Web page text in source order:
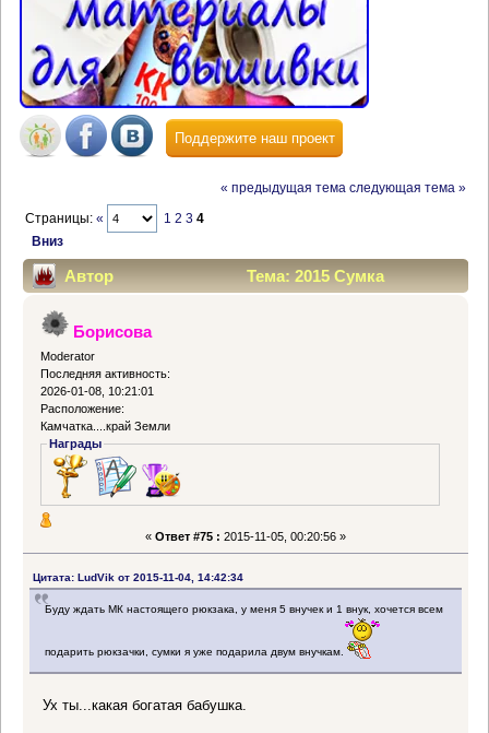
Поддержите наш проект
« предыдущая тема следующая тема »
Страницы:« 1 2 3 4
Вниз
Автор
Тема: 2015 Сумка
"ГОРОЖАНКА" (Борисова) (Прочитано 94394 раз)
Борисова
Moderator
Последняя активность:
2026-01-08, 10:21:01
Расположение:
Камчатка....край Земли
Награды
« Ответ #75 : 2015-11-05, 00:20:56 »
Цитата: LudVik от 2015-11-04, 14:42:34
Буду ждать МК настоящего рюкзака, у меня 5 внучек и 1 внук, хочется всем
подарить рюкзачки, сумки я уже подарила двум внучкам.
Ух ты...какая богатая бабушка.